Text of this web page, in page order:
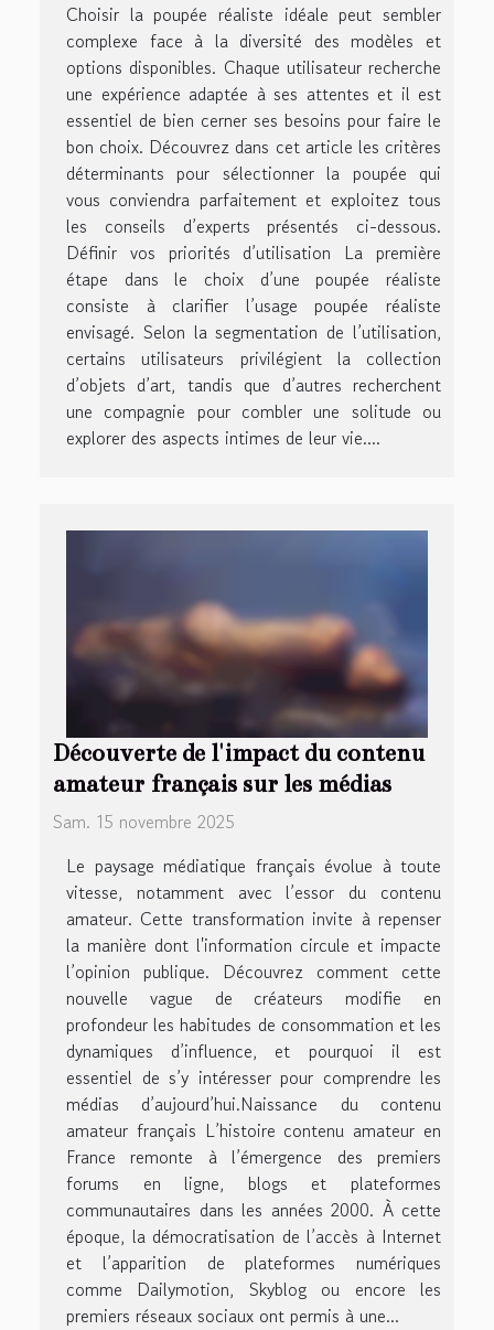
Choisir la poupée réaliste idéale peut sembler
complexe face à la diversité des modèles et
options disponibles. Chaque utilisateur recherche
une expérience adaptée à ses attentes et il est
essentiel de bien cerner ses besoins pour faire le
bon choix. Découvrez dans cet article les critères
déterminants pour sélectionner la poupée qui
vous conviendra parfaitement et exploitez tous
les conseils d’experts présentés ci-dessous.
Définir vos priorités d’utilisation La première
étape dans le choix d’une poupée réaliste
consiste à clarifier l’usage poupée réaliste
envisagé. Selon la segmentation de l’utilisation,
certains utilisateurs privilégient la collection
d’objets d’art, tandis que d’autres recherchent
une compagnie pour combler une solitude ou
explorer des aspects intimes de leur vie....
Découverte de l'impact du contenu
amateur français sur les médias
Sam. 15 novembre 2025
Le paysage médiatique français évolue à toute
vitesse, notamment avec l’essor du contenu
amateur. Cette transformation invite à repenser
la manière dont l'information circule et impacte
l’opinion publique. Découvrez comment cette
nouvelle vague de créateurs modifie en
profondeur les habitudes de consommation et les
dynamiques d’influence, et pourquoi il est
essentiel de s’y intéresser pour comprendre les
médias d’aujourd’hui.Naissance du contenu
amateur français L’histoire contenu amateur en
France remonte à l’émergence des premiers
forums en ligne, blogs et plateformes
communautaires dans les années 2000. À cette
époque, la démocratisation de l’accès à Internet
et l’apparition de plateformes numériques
comme Dailymotion, Skyblog ou encore les
premiers réseaux sociaux ont permis à une...